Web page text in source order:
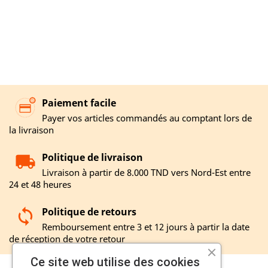
Paiement facile
Payer vos articles commandés au comptant lors de
la livraison
Politique de livraison
Livraison à partir de 8.000 TND vers Nord-Est entre
24 et 48 heures
Politique de retours
Remboursement entre 3 et 12 jours à partir la date
de réception de votre retour
Ce site web utilise des cookies